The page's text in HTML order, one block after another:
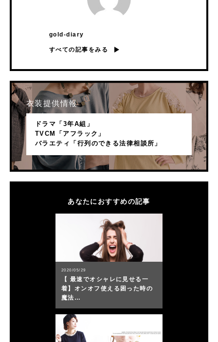
gold-diary
すべての記事をみる
衣装提供情報
ドラマ「3年A組」
TVCM「アフラック」
バラエティ「行列のできる法律相談所」
あなたにおすすめの記事
2020/05/29
【 最速でオシャレに見せる一
着】オンオフ使える困った時の
魔法…